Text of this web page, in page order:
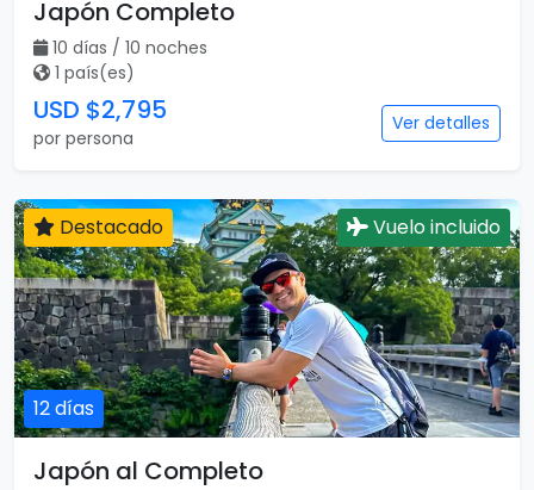
Japón Completo
10 días / 10 noches
1 país(es)
USD $2,795
por persona
Ver detalles
12 días
Destacado Vuelo incluido
Japón al Completo